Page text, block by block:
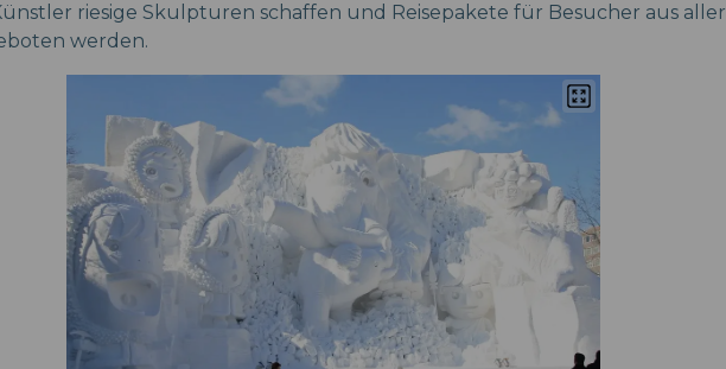
riesige Skulpturen schaffen und Reisepakete für Besucher aus aller
werden.